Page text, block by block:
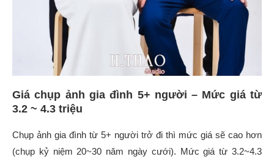
Giá chụp ảnh gia đình 5+ người – Mức giá từ
3.2 ~ 4.3 triệu
Chụp ảnh gia đình từ 5+ người trở đi thì mức giá sẽ cao hơn
(chụp kỷ niệm 20~30 năm ngày cưới). Mức giá từ 3.2~4.3